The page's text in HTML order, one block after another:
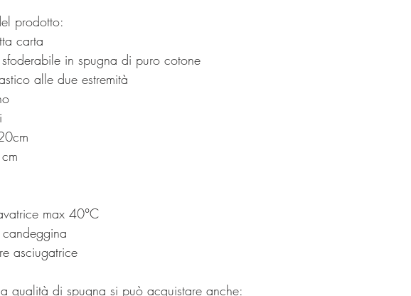
prodotto:
carta
in spugna di puro cotone
alle due estremità
max 40°C
asciugatrice
qualità di spugna si può acquistare anche: